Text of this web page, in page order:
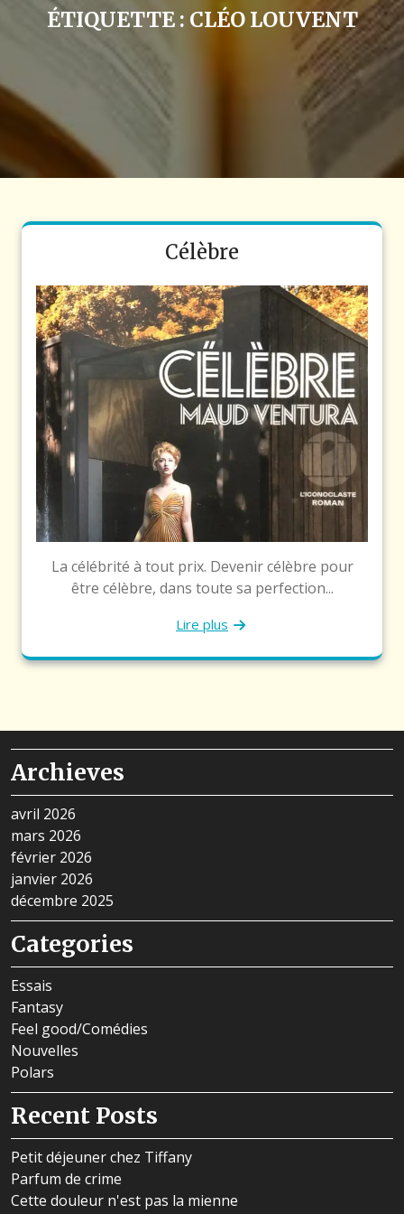
ÉTIQUETTE : CLÉO LOUVENT
Célèbre
La célébrité à tout prix. Devenir célèbre pour
être célèbre, dans toute sa perfection...
Lire plus
Archieves
avril 2026
mars 2026
février 2026
janvier 2026
décembre 2025
Categories
Essais
Fantasy
Feel good/Comédies
Nouvelles
Polars
Recent Posts
Petit déjeuner chez Tiffany
Parfum de crime
Cette douleur n'est pas la mienne